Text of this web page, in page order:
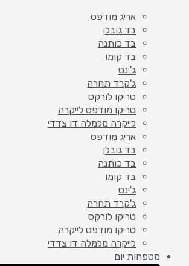
אריג מודפס
בד גובלן
בד כותנה
בד קומו
ג'ינס
ג'קרד תחרה
טריקו לורקס
טריקו מודפס לייקרה
לייקרה מלמלה דו צדדי
אריג מודפס
בד גובלן
בד כותנה
בד קומו
ג'ינס
ג'קרד תחרה
טריקו לורקס
טריקו מודפס לייקרה
לייקרה מלמלה דו צדדי
מטפחות יום